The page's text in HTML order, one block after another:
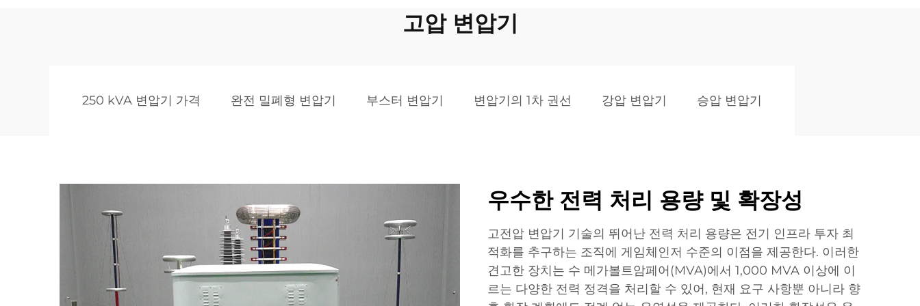
고압 변압기
250 kVA 변압기 가격 완전 밀폐형 변압기 부스터 변압기 변압기의 1차 권선 강압 변압기 승압 변압기
우수한 전력 처리 용량 및 확장성
고전압 변압기 기술의 뛰어난 전력 처리 용량은 전기 인프라 투자 최
적화를 추구하는 조직에 게임체인저 수준의 이점을 제공한다. 이러한
견고한 장치는 수 메가볼트암페어(MVA)에서 1,000 MVA 이상에 이
르는 다양한 전력 정격을 처리할 수 있어, 현재 요구 사항뿐 아니라 향